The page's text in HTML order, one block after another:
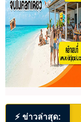
⚡ ข่าวล่าสุด: